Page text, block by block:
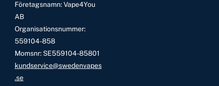
Företagsnamn: Vape4You
AB
Organisationsnummer:
559104-858
Momsnr: SE559104-85801
kundservice@swedenvapes
.se